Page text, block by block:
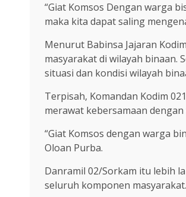
“Giat Komsos Dengan warga
maka kita dapat saling
Menurut Babinsa Jajaran
masyarakat di wilayah binaan.
situasi dan kondisi wilayah
Terpisah, Komandan Kodim
merawat kebersamaan
“Giat Komsos dengan warga
Oloan Purba.
Danramil 02/Sorkam itu lebih
seluruh komponen